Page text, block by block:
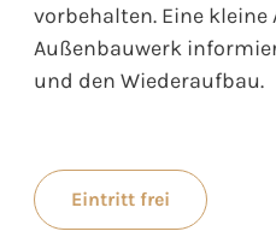
vorbehalten. Eine
Außenbauwerk
und den Wiederaufbau.
Eintritt frei